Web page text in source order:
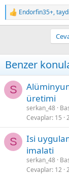
R
e
i
o
s
Endorfin35+,
Benzer
S
üretimi
serkan_48
Cevaplar 15
S
Isi
imalati
serkan_48
Cevaplar 12